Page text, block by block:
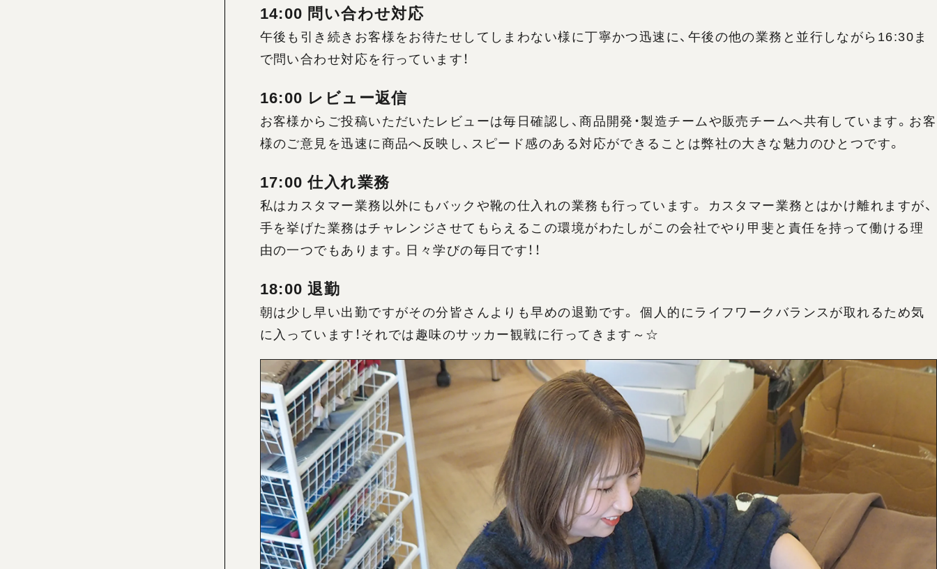
14:00 問い合わせ対応
午後も引き続きお客様をお待たせしてしまわない様に丁寧かつ迅速に、午後の他の業務と並行しながら16:30ま
で問い合わせ対応を行っています！
16:00 レビュー返信
お客様からご投稿いただいたレビューは毎日確認し、商品開発・製造チームや販売チームへ共有しています。お客
様のご意見を迅速に商品へ反映し、スピード感のある対応ができることは弊社の大きな魅力のひとつです。
17:00 仕入れ業務
私はカスタマー業務以外にもバックや靴の仕入れの業務も行っています。 カスタマー業務とはかけ離れますが、
手を挙げた業務はチャレンジさせてもらえるこの環境がわたしがこの会社でやり甲斐と責任を持って働ける理
由の一つでもあります。日々学びの毎日です！！
18:00 退勤
朝は少し早い出勤ですがその分皆さんよりも早めの退勤です。 個人的にライフワークバランスが取れるため気
に入っています！それでは趣味のサッカー観戦に行ってきます～☆